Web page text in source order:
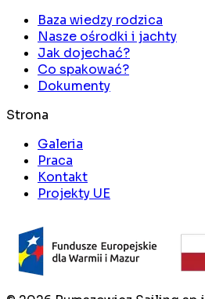
Baza wiedzy rodzica
Nasze ośrodki i jachty
Jak dojechać?
Co spakować?
Dokumenty
Strona
Galeria
Praca
Kontakt
Projekty UE